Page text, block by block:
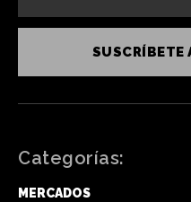
SUSCRÍBETE
Categorías:
MERCADOS